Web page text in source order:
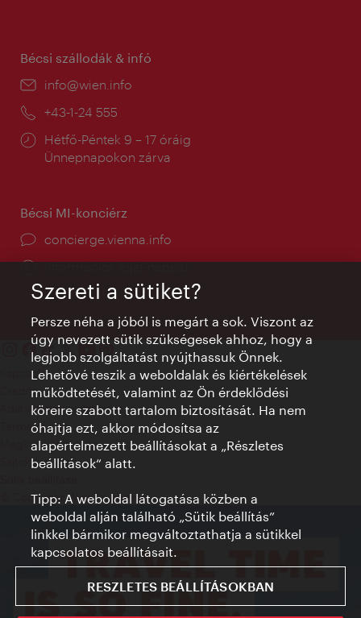
Bécsi szállodák & infó
E-
info@wien.info
Telefon:
+43-1-24 555
Nyitva
tartás:
Hétfő-Péntek 9 – 17 óráig
Ünnepnapokon zárva
Bécsi MI-konciérz
concierge.vienna.info
Információk éjjel-nappal
Kapcsolat
Credits
Adatvédelmi nyilatkozat
Terms of Use
Megközelíthetőség
Sajtókapcsolat
© Copyright WienTourismus
Szereti a sütiket?
Persze néha a jóból is megárt a sok. Viszont az
úgy nevezett sütik szükségesek ahhoz, hogy a
legjobb szolgáltatást nyújthassuk Önnek.
Lehetővé teszik a weboldalak és kiértékelések
működtetését, valamint az Ön érdeklődési
köreire szabott tartalom biztosítását. Ha nem
óhajtja ezt, akkor módosítsa az
alapértelmezett beállításokat a „Részletes
beállítások“ alatt.
Tipp: A weboldal látogatása közben a
weboldal alján található „Sütik beállítás”
linkkel bármikor megváltoztathatja a sütikkel
kapcsolatos beállításait.
RESZLETES BEÁLLÍTÁSOKBAN